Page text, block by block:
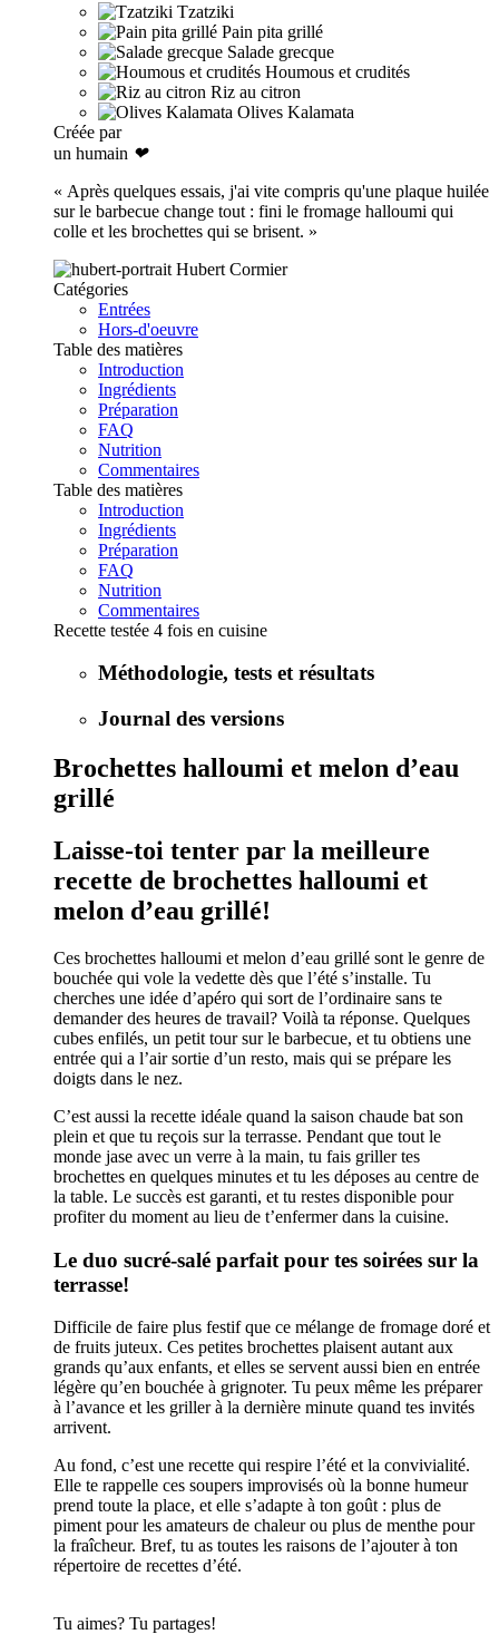
Tzatziki
Pain pita grillé
Salade grecque
Houmous et crudités
Riz au citron
Olives Kalamata
Créée par
un humain ❤
« Après quelques essais, j'ai vite compris qu'une plaque huilée
sur le barbecue change tout : fini le fromage halloumi qui
colle et les brochettes qui se brisent. »
Hubert Cormier
Catégories
Entrées
Hors-d'oeuvre
Table des matières
Introduction
Ingrédients
Préparation
FAQ
Nutrition
Commentaires
Table des matières
Introduction
Ingrédients
Préparation
FAQ
Nutrition
Commentaires
Recette testée 4 fois en cuisine
Méthodologie, tests et résultats
Journal des versions
Brochettes halloumi et melon d’eau
grillé
Laisse-toi tenter par la meilleure
recette de brochettes halloumi et
melon d’eau grillé!
Ces brochettes halloumi et melon d’eau grillé sont le genre de
bouchée qui vole la vedette dès que l’été s’installe. Tu
cherches une idée d’apéro qui sort de l’ordinaire sans te
demander des heures de travail? Voilà ta réponse. Quelques
cubes enfilés, un petit tour sur le barbecue, et tu obtiens une
entrée qui a l’air sortie d’un resto, mais qui se prépare les
doigts dans le nez.
C’est aussi la recette idéale quand la saison chaude bat son
plein et que tu reçois sur la terrasse. Pendant que tout le
monde jase avec un verre à la main, tu fais griller tes
brochettes en quelques minutes et tu les déposes au centre de
la table. Le succès est garanti, et tu restes disponible pour
profiter du moment au lieu de t’enfermer dans la cuisine.
Le duo sucré-salé parfait pour tes soirées sur la
terrasse!
Difficile de faire plus festif que ce mélange de fromage doré et
de fruits juteux. Ces petites brochettes plaisent autant aux
grands qu’aux enfants, et elles se servent aussi bien en entrée
légère qu’en bouchée à grignoter. Tu peux même les préparer
à l’avance et les griller à la dernière minute quand tes invités
arrivent.
Au fond, c’est une recette qui respire l’été et la convivialité.
Elle te rappelle ces soupers improvisés où la bonne humeur
prend toute la place, et elle s’adapte à ton goût : plus de
piment pour les amateurs de chaleur ou plus de menthe pour
la fraîcheur. Bref, tu as toutes les raisons de l’ajouter à ton
répertoire de recettes d’été.
Tu aimes? Tu partages!